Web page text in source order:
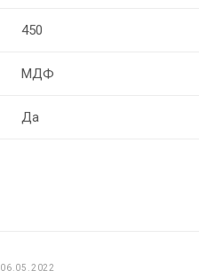
450
МДФ
Да
06.05.2022